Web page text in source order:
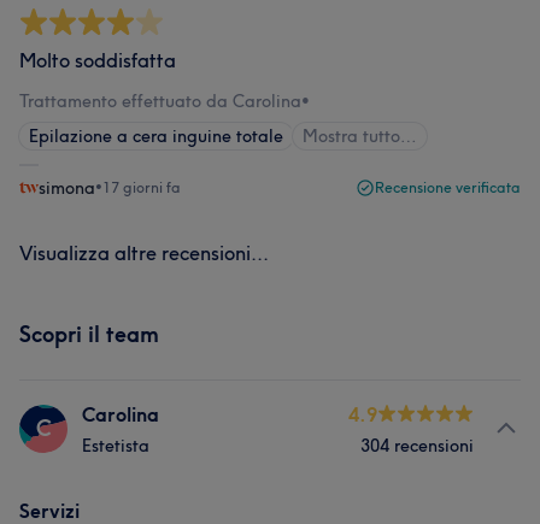
Molto soddisfatta
Trattamento effettuato da Carolina•
Epilazione a cera inguine totale
Mostra tutto…
simona•17 giorni fa Recensione verificata
Visualizza altre recensioni...
Scopri il team
C Carolina
Estetista
4.9
304 recensioni
Servizi